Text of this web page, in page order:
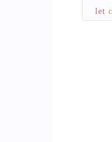
let